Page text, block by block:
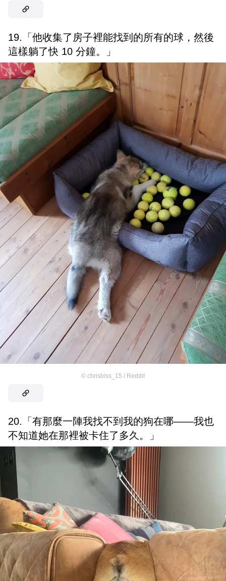
19.「他收集了房子裡能找到的所有的球，然後
這樣躺了快 10 分鐘。」
© chrisbiss_15 / Reddit
20.「有那麼一陣我找不到我的狗在哪——我也
不知道她在那裡被卡住了多久。」